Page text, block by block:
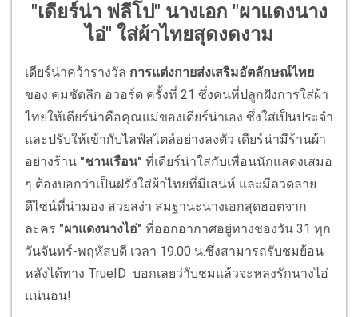
"เดียร์น่า ฟลีโป" นางเอก "ผาแดงนาง
ไอ่" ใส่ผ้าไทยสุดงดงาม
เดียร์น่าคว้ารางวัล การแต่งกายส่งเสริมอัตลักษณ์ไทย
ของ คมชัดลึก อวอร์ด ครั้งที่ 21 ซึ่งคนที่ปลูกฝังการใส่ผ้า
ไทยให้เดียร์น่าคือคุณแม่ของเดียร์น่าเอง ซึ่งใส่เป็นประจำ
และปรับให้เข้ากับไลฟ์สไตล์อย่างลงตัว เดียร์น่ามีร้านผ้า
อย่างร้าน "ชานเรือน" ที่เดียร์น่าใสกับเพื่อนนักแสดงเสมอ
ๆ ต้องบอกว่าเป็นฝรั่งใส่ผ้าไทยที่มีเสน่ห์ และมีลวดลาย
ดีไซน์ที่น่ามอง สวยสง่า สมฐานะนางเอกสุดฮอตจาก
ละคร "ผาแดงนางไอ่" ที่ออกอากาศอยู่ทางชองวัน 31 ทุก
วันจันทร์-พฤหัสบดี เวลา 19.00 น.ซึ่งสามารถรับชมย้อน
หลังได้ทาง TrueID บอกเลยว่าับชมแล้วจะหลงรักนางไอ่
แน่นอน!